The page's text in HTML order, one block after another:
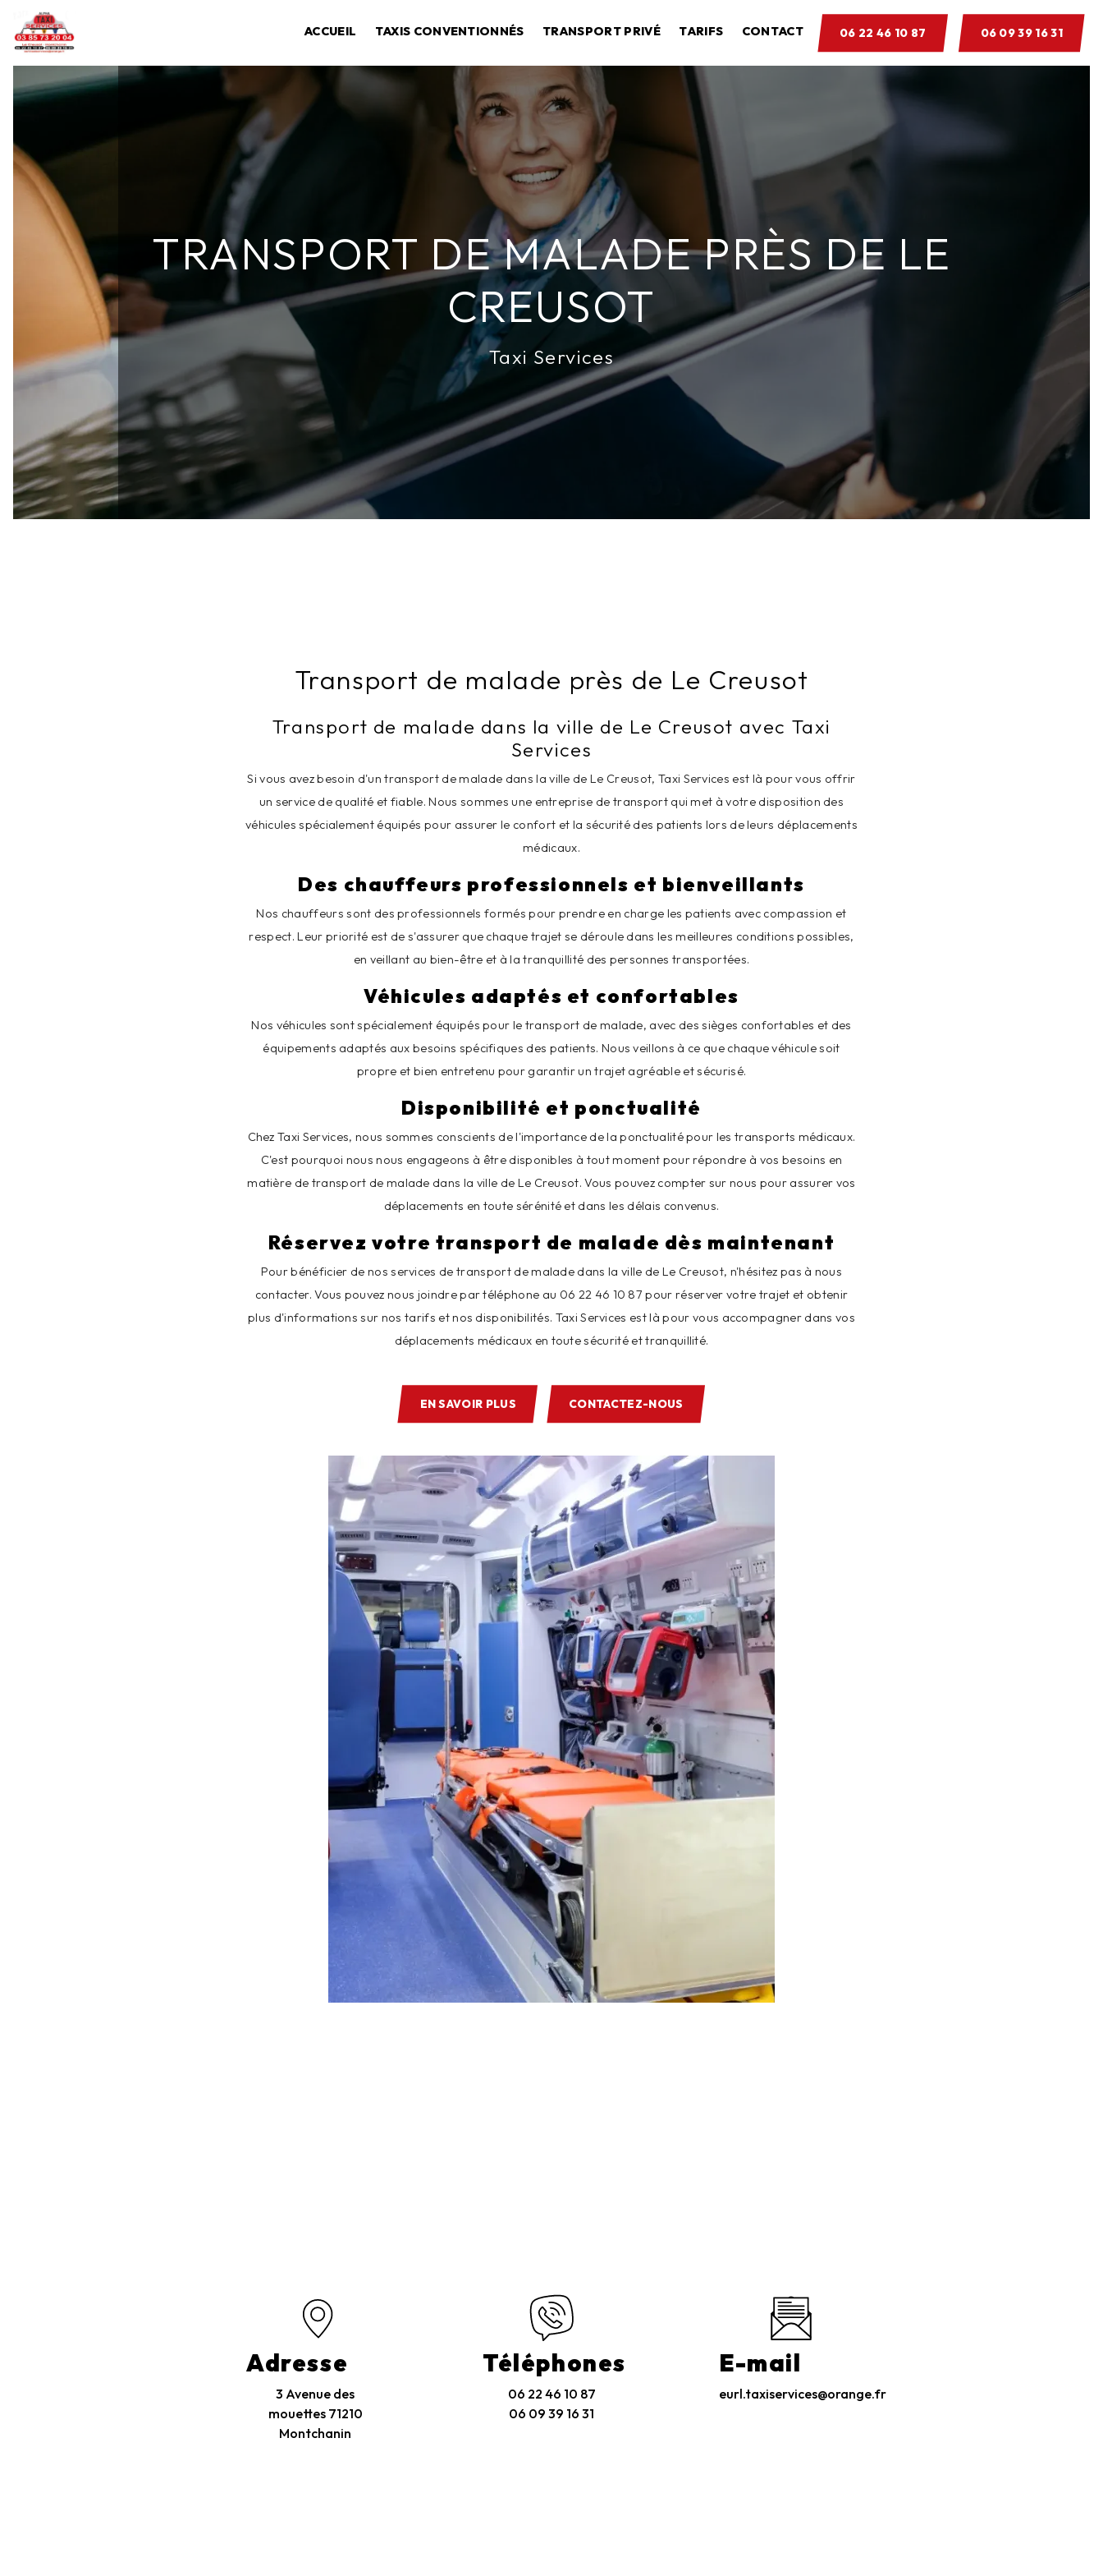
ACCUEIL TAXIS CONVENTIONNÉS TRANSPORT PRIVÉ TARIFS CONTACT 06 22 46 10 87 06 09 39 16 31
TRANSPORT DE MALADE PRÈS DE LE
CREUSOT
Taxi Services
Transport de malade près de Le Creusot
Transport de malade dans la ville de Le Creusot avec Taxi
Services
Si vous avez besoin d'un transport de malade dans la ville de Le Creusot, Taxi Services est là pour vous offrir
un service de qualité et fiable. Nous sommes une entreprise de transport qui met à votre disposition des
véhicules spécialement équipés pour assurer le confort et la sécurité des patients lors de leurs déplacements
médicaux.
Des chauffeurs professionnels et bienveillants
Nos chauffeurs sont des professionnels formés pour prendre en charge les patients avec compassion et
respect. Leur priorité est de s'assurer que chaque trajet se déroule dans les meilleures conditions possibles,
en veillant au bien-être et à la tranquillité des personnes transportées.
Véhicules adaptés et confortables
Nos véhicules sont spécialement équipés pour le transport de malade, avec des sièges confortables et des
équipements adaptés aux besoins spécifiques des patients. Nous veillons à ce que chaque véhicule soit
propre et bien entretenu pour garantir un trajet agréable et sécurisé.
Disponibilité et ponctualité
Chez Taxi Services, nous sommes conscients de l'importance de la ponctualité pour les transports médicaux.
C'est pourquoi nous nous engageons à être disponibles à tout moment pour répondre à vos besoins en
matière de transport de malade dans la ville de Le Creusot. Vous pouvez compter sur nous pour assurer vos
déplacements en toute sérénité et dans les délais convenus.
Réservez votre transport de malade dès maintenant
Pour bénéficier de nos services de transport de malade dans la ville de Le Creusot, n'hésitez pas à nous
contacter. Vous pouvez nous joindre par téléphone au 06 22 46 10 87 pour réserver votre trajet et obtenir
plus d'informations sur nos tarifs et nos disponibilités. Taxi Services est là pour vous accompagner dans vos
déplacements médicaux en toute sécurité et tranquillité.
EN SAVOIR PLUS CONTACTEZ-NOUS
Adresse
3 Avenue des
mouettes 71210
Montchanin
Téléphones
06 22 46 10 87
06 09 39 16 31
E-mail
eurl.taxiservices@orange.fr
Panneau de gestion des cookies